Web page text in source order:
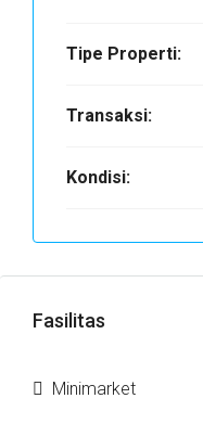
Tipe Properti:
Transaksi:
Kondisi:
Fasilitas
Minimarket